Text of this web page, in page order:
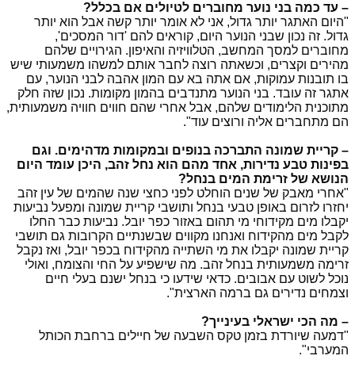
– עד כמה בני נוער מחוברים לטיולים אם בכלל?
"היום האתגר יותר גדול, אני לא אומר יותר קשה אבל הוא יותר
גדול. זה נכון שבני הנוער היום, קוראים להם 'דור המסכים',
מחוברים למסך המחשב, הטלוויזיה והאיפון. הגירויים שלהם
מהירים וקצרים, וכשאתה רוצה לחבר אותם למשהו משמעותי שיש
בו תובנות עמוקות, אם אתה בא עם המון אהבה לבני הנוער, עם
אתגר זה עובד. בני הנוער מתנדבים בהמון מקומות. נכון שזה חלק
מתוכנית הלימודים שלהם, אבל אחרי שהם חווים חוויה משמעותית,
הם מתחברים אליה ורוצים עוד".
– קריית שמונה התברכה בנופים ובמקומות מדהימים. וגם
בפינות טבע נדירות, אחד מהם הוא נחל זהב, היכן עומד היום
הנושא של זרימת המים בנחל?
"אחרי מאבק של שנים הוחלט לפני כחצי שנה שהמים של עין זהב
יחזרו לזרום באופן טבעי בנחל ותושבי קריית שמונה ומפעל נביעות
יקבלו מים מקידוחי מי תהום באזור כפר יובל. נביעות כבר החלו
לקבל מים מהקידוח ואנחנו מקווים שבשנתיים הקרובות גם תושבי
קריית שמונה יקבלו את מי השתייה מהקידוח בכפר יובל, ואז נקבל
זרימה משמעותית בנחל זהב. מה שישפיע על החי והצומח, ואולי
נוכל לשוט עם אבובים. כדאי שידעו כי בנחל ישנם בעלי חיים
וצמחים נדירים גם ברמה הארצית".
– מה הכי ישראלי בעינייך?
"דמעה שיורדת בזמן טקס השבעה של חיילים ברחבת הכותל
המערבי".